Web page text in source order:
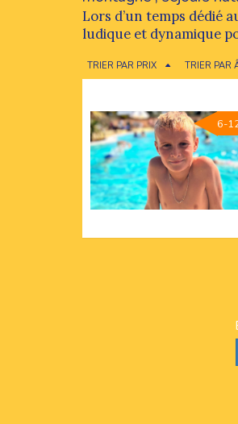
Lors d’un temps dédié
ludique et dynamique
TRIER PAR PRIX TRIER PAR
6-